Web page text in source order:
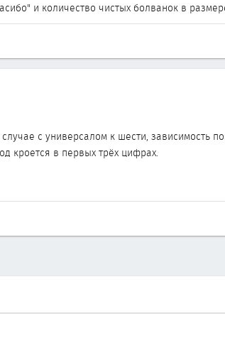
и количество чистых болванок в
с универсалом к шести, зависимость
кроется в первых трёх цифрах.